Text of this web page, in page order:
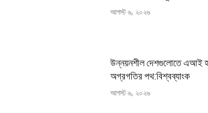
আগস্ট ৬, ২০২৬
উন্নয়নশীল দেশগুলোতে এআই
অগ্রগতির পথ:বিশ্বব্যাংক
আগস্ট ৬, ২০২৬